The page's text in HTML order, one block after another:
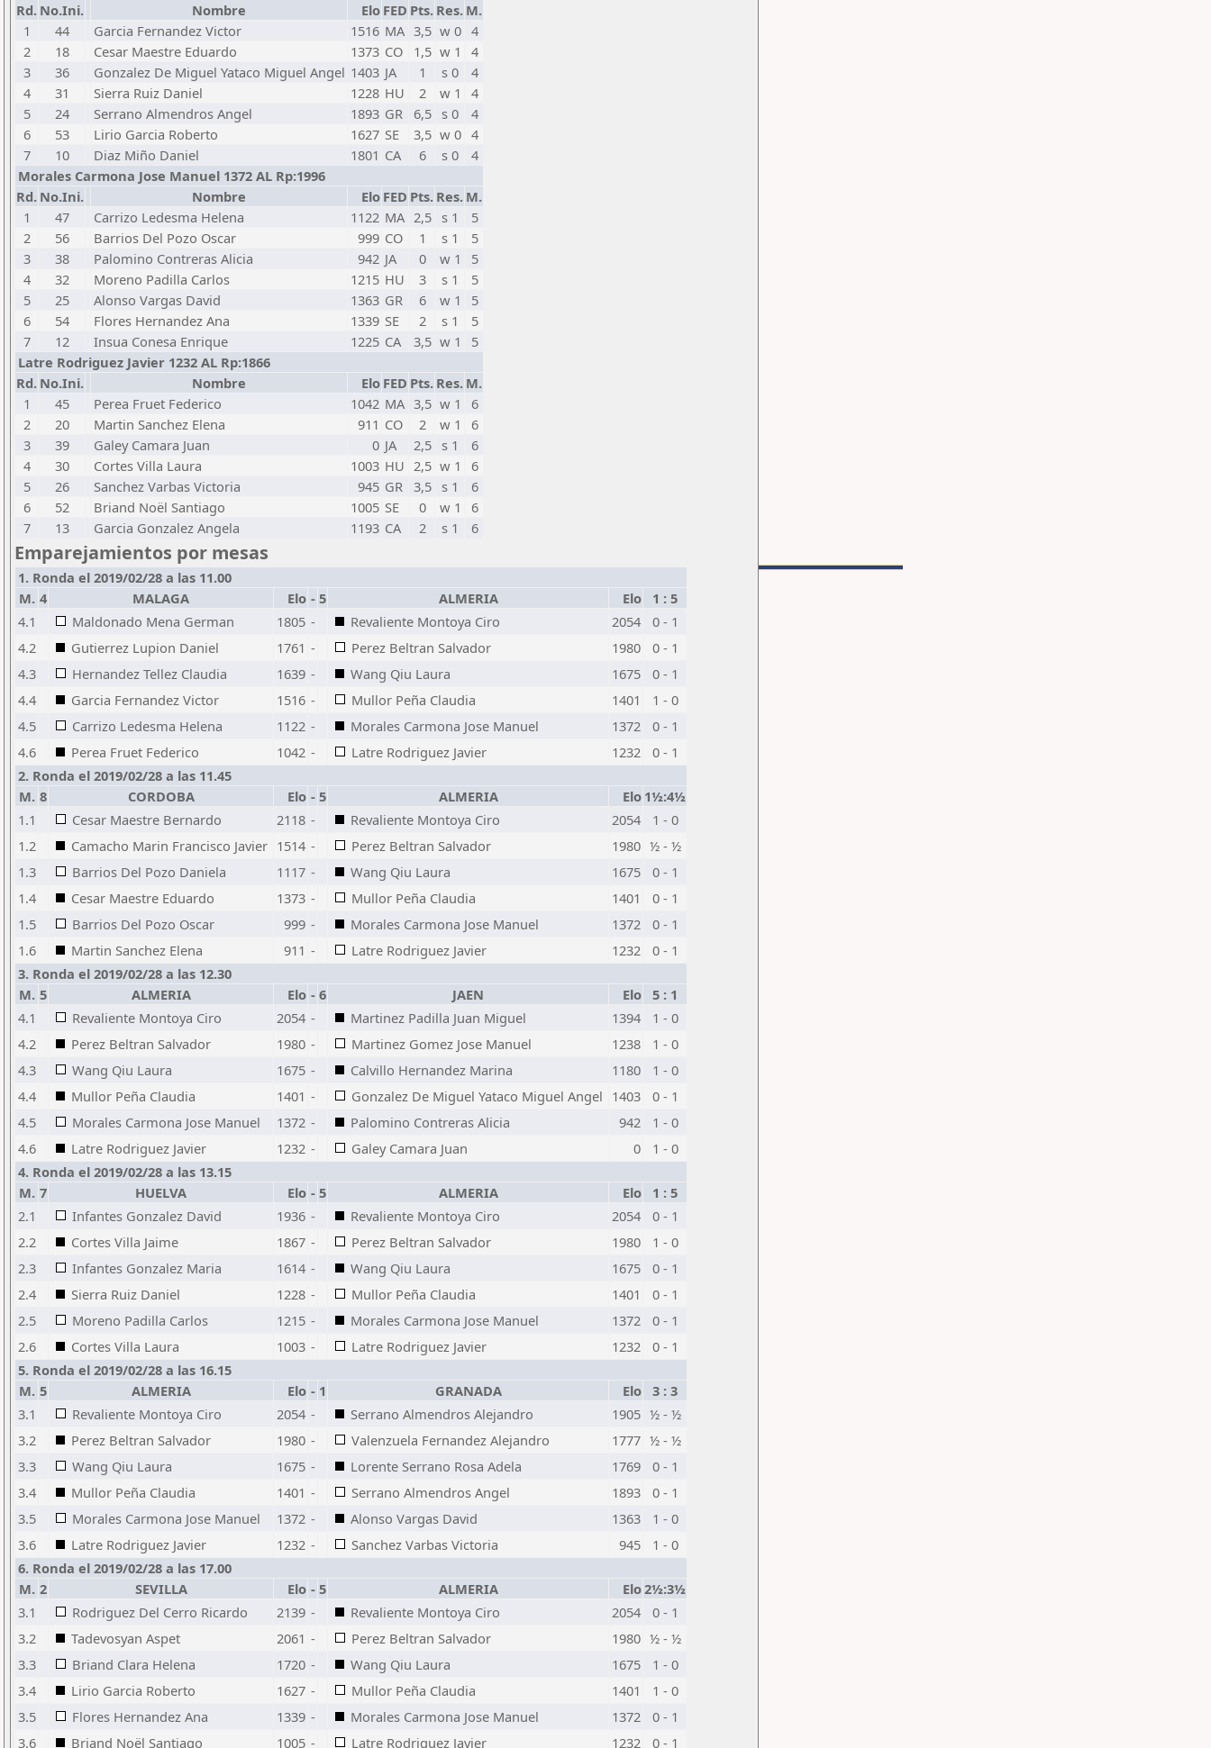
Rd. No.Ini. Nombre Elo FED Pts. Res. M.
1
44 Garcia Fernandez Victor 1516 MA 3,5 w 0 4
2
18 Cesar Maestre Eduardo 1373 CO 1,5 w 1
4
3
36 Gonzalez De Miguel Yataco Miguel Angel 1403 JA 1 s 0
4
4
31 Sierra Ruiz Daniel 1228 HU 2 w 1
4
5
24 Serrano Almendros Angel 1893 GR 6,5 s 0
4
6
53 Lirio Garcia Roberto 1627 SE 3,5 w 0 4
7
10 Diaz Miño Daniel 1801 CA 6 s 0
4
Morales Carmona Jose Manuel 1372 AL Rp:1996
Rd. No.Ini. Nombre Elo FED Pts. Res. M.
1
47 Carrizo Ledesma Helena 1122 MA 2,5 s 1
5
2
56 Barrios Del Pozo Oscar 999 CO 1 s 1
5
3
38 Palomino Contreras Alicia 942 JA 0 w 1
5
4
32 Moreno Padilla Carlos 1215 HU 3 s 1
5
5
25 Alonso Vargas David 1363 GR 6 w 1
5
6
54 Flores Hernandez Ana 1339 SE 2 s 1
5
7
12 Insua Conesa Enrique 1225 CA 3,5 w 1
5
Latre Rodriguez Javier 1232 AL Rp:1866
Rd. No.Ini. Nombre Elo FED Pts. Res. M.
1
45 Perea Fruet Federico 1042 MA 3,5 w 1
6
2
20 Martin Sanchez Elena 911 CO 2 w 1
6
3
39 Galey Camara Juan 0 JA 2,5 s 1
6
4
30 Cortes Villa Laura 1003 HU 2,5 w 1
6
5
26 Sanchez Varbas Victoria 945 GR 3,5 s 1
6
6
52 Briand Noël Santiago 1005 SE 0 w 1
6
7
13 Garcia Gonzalez Angela 1193 CA 2 s 1 6
Emparejamientos por mesas
1. Ronda el 2019/02/28 a las 11.00
M. 4 MALAGA Elo - 5 ALMERIA Elo
1 : 5
4.1
Maldonado Mena German 1805 - Revaliente Montoya Ciro 2054
0 - 1
4.2
Gutierrez Lupion Daniel 1761 - Perez Beltran Salvador 1980
0 - 1
4.3
Hernandez Tellez Claudia 1639 - Wang Qiu Laura 1675
0 - 1
4.4
Garcia Fernandez Victor 1516 - Mullor Peña Claudia 1401
1 - 0
4.5
Carrizo Ledesma Helena 1122 - Morales Carmona Jose Manuel 1372
0 - 1
4.6
Perea Fruet Federico 1042 - Latre Rodriguez Javier 1232
0 - 1
2. Ronda el 2019/02/28 a las 11.45
M. 8 CORDOBA Elo - 5 ALMERIA Elo 1½:4½
1.1
Cesar Maestre Bernardo 2118 - Revaliente Montoya Ciro 2054
1 - 0
1.2
Camacho Marin Francisco Javier 1514 - Perez Beltran Salvador 1980 ½ - ½
1.3
Barrios Del Pozo Daniela 1117 - Wang Qiu Laura 1675
0 - 1
1.4
Cesar Maestre Eduardo 1373 - Mullor Peña Claudia 1401
0 - 1
1.5
Barrios Del Pozo Oscar 999 - Morales Carmona Jose Manuel 1372
0 - 1
1.6
Martin Sanchez Elena 911 - Latre Rodriguez Javier 1232
0 - 1
3. Ronda el 2019/02/28 a las 12.30
M. 5 ALMERIA Elo - 6 JAEN Elo 5 : 1
4.1
Revaliente Montoya Ciro 2054 - Martinez Padilla Juan Miguel 1394
1 - 0
4.2
Perez Beltran Salvador 1980 - Martinez Gomez Jose Manuel 1238
1 - 0
4.3
Wang Qiu Laura 1675 - Calvillo Hernandez Marina 1180
1 - 0
4.4
Mullor Peña Claudia 1401 - Gonzalez De Miguel Yataco Miguel Angel 1403
0 - 1
4.5
Morales Carmona Jose Manuel 1372 - Palomino Contreras Alicia 942
1 - 0
4.6
Latre Rodriguez Javier 1232 - Galey Camara Juan 0
1 - 0
4. Ronda el 2019/02/28 a las 13.15
M. 7 HUELVA Elo - 5 ALMERIA Elo
1 : 5
2.1
Infantes Gonzalez David 1936 - Revaliente Montoya Ciro 2054
0 - 1
2.2
Cortes Villa Jaime 1867 - Perez Beltran Salvador 1980
1 - 0
2.3
Infantes Gonzalez Maria 1614 - Wang Qiu Laura 1675
0 - 1
2.4
Sierra Ruiz Daniel 1228 - Mullor Peña Claudia 1401
0 - 1
2.5
Moreno Padilla Carlos 1215 - Morales Carmona Jose Manuel 1372
0 - 1
2.6
Cortes Villa Laura 1003 - Latre Rodriguez Javier 1232
0 - 1
5. Ronda el 2019/02/28 a las 16.15
M. 5 ALMERIA Elo - 1 GRANADA Elo 3 : 3
3.1
Revaliente Montoya Ciro 2054 - Serrano Almendros Alejandro 1905 ½ - ½
3.2
Perez Beltran Salvador 1980 - Valenzuela Fernandez Alejandro 1777 ½ - ½
3.3
Wang Qiu Laura 1675 - Lorente Serrano Rosa Adela 1769
0 - 1
3.4
Mullor Peña Claudia 1401 - Serrano Almendros Angel 1893
0 - 1
3.5
Morales Carmona Jose Manuel 1372 - Alonso Vargas David 1363
1 - 0
3.6
Latre Rodriguez Javier 1232 - Sanchez Varbas Victoria 945
1 - 0
6. Ronda el 2019/02/28 a las 17.00
M. 2 SEVILLA Elo - 5 ALMERIA Elo2½:3½
3.1
Rodriguez Del Cerro Ricardo 2139 - Revaliente Montoya Ciro 2054
0 - 1
3.2
Tadevosyan Aspet 2061 - Perez Beltran Salvador 1980 ½ - ½
3.3
Briand Clara Helena 1720 - Wang Qiu Laura 1675
1 - 0
3.4
Lirio Garcia Roberto 1627 - Mullor Peña Claudia 1401
1 - 0
3.5
Flores Hernandez Ana 1339 - Morales Carmona Jose Manuel 1372
0 - 1
3.6
Briand Noël Santiago 1005 - Latre Rodriguez Javier 1232 0 - 1